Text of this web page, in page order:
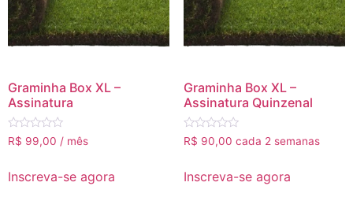
Graminha Box XL –
Assinatura
Avaliação
0
R$ 99,00 / mês
Inscreva-se agora
Graminha Box XL –
Assinatura Quinzenal
Avaliação
0
R$ 90,00 cada 2 semanas
Inscreva-se agora